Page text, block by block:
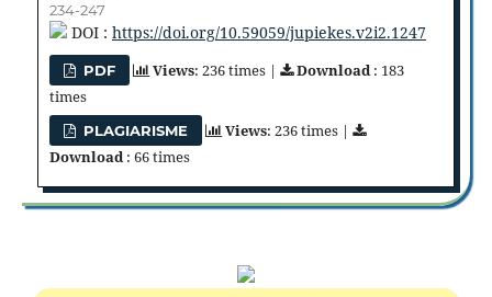
234-247
DOI : https://doi.org/10.59059/jupiekes.v2i2.1247
PDF Views: 236 times | Download: 183
times
PLAGIARISME Views: 236 times |
Download: 66 times